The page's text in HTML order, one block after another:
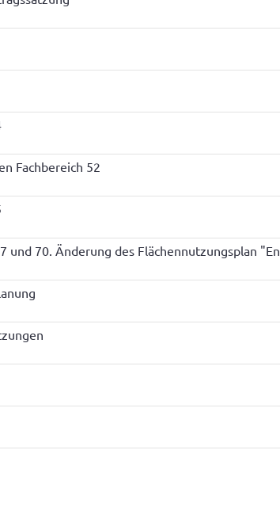
Fachbereich 52
und 70. Änderung des Flächennutzungsplan